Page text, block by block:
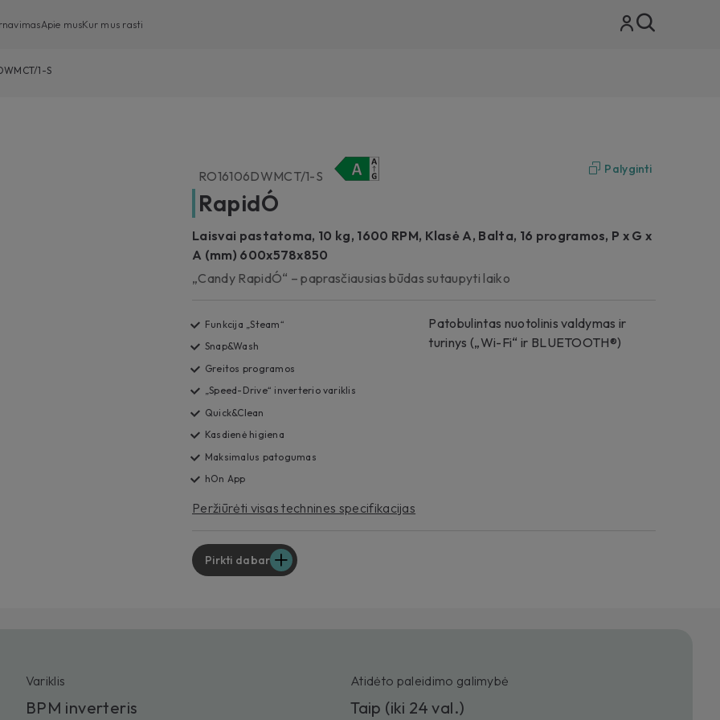
Apie musKur mus rasti
1-S
Palyginti
RO16106DWMCT/1-S
RapidÓ
Laisvai pastatoma, 10 kg, 1600 RPM, Klasė A, Balta, 16 programos, P x G x
A (mm) 600x578x850
„Candy RapidÓ“ – paprasčiausias būdas sutaupyti laiko
Funkcija „Steam“
Snap&Wash
Greitos programos
„Speed-Drive“ inverterio variklis
Quick&Clean
Kasdienė higiena
Maksimalus patogumas
hOn App
Peržiūrėti visas technines specifikacijas
Patobulintas nuotolinis valdymas ir
turinys („Wi-Fi“ ir BLUETOOTH®)
Pirkti dabar
Variklis
BPM inverteris
Atidėto paleidimo galimybė
Taip (iki 24 val.)